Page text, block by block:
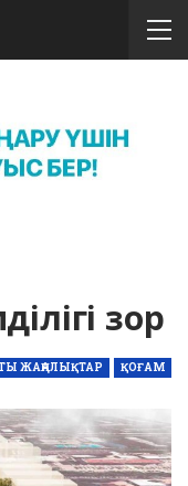
зор
ЖАҢАЛЫҚТАР ҚОҒАМ